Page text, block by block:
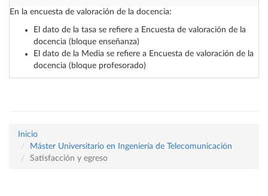
En la encuesta de valoración de la docencia:
El dato de la tasa se refiere a Encuesta de valoración de la
docencia (bloque enseñanza)
El dato de la Media se refiere a Encuesta de valoración de la
docencia (bloque profesorado)
Inicio
Máster Universitario en Ingeniería de Telecomunicación
Satisfacción y egreso